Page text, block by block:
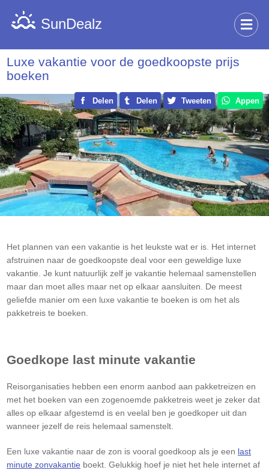
SunDealz
Luxe vakantie voor de goedkoopste prijs
boeken
Delen Delen Tweeten Appen
Het plannen van een vakantie is het leukste wat er is. Het internet
afstruinen naar de goedkoopste deal voor een geweldige luxe
vakantie. Je kunt natuurlijk zelf je vakantie helemaal samenstellen
maar dan moet alles maar net op elkaar aansluiten. De meest
geliefde manier om een luxe vakantie te boeken is om het als
pakketreis te boeken.
Goedkope last minute vakantie
Reisorganisaties hebben een enorm aanbod aan pakketreizen en
met het boeken van een zogenoemde pakketreis weet je zeker dat
alles op elkaar afgestemd is en veelal ben je goedkoper uit dan
wanneer jezelf de reis helemaal samenstelt.
Een luxe vakantie naar de zon is vooral goedkoop als je een last
minute zonvakantie boekt. Gelukkig hoef je niet het hele internet af